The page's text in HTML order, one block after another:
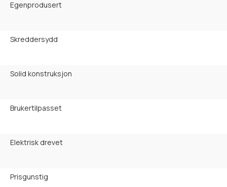
Egenprodusert
Skreddersydd
Solid konstruksjon
Brukertilpasset
Elektrisk drevet
Prisgunstig